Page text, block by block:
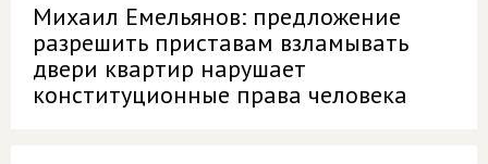
Михаил Емельянов: предложение
разрешить приставам взламывать
двери квартир нарушает
конституционные права человека